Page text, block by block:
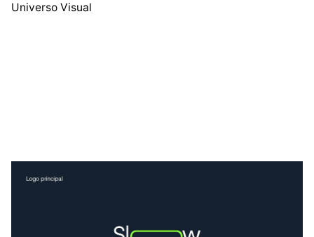
Universo Visual